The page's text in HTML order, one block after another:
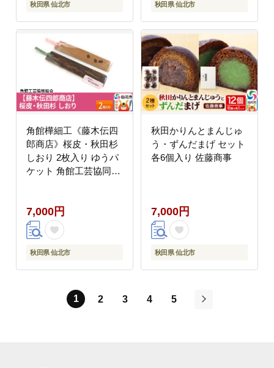
秋田県 仙北市 秋田県 仙北市
角館樺細工《藤木伝四
郎商店》桜皮・秋田杉
しおり 2枚入り ゆうパ
ケット 角館工芸協同組
かばざいく カバザイク]
7,000円
秋田県 仙北市
秋田かりんとまんじゅ
う・ずんだまげ セット
各6個入り 佐藤商事
7,000円
秋田県 仙北市
1 2 3 4
5